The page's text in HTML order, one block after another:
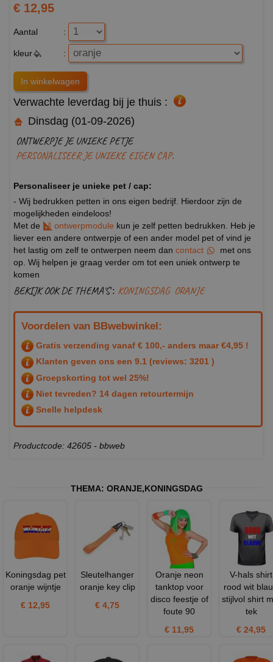
€ 12,95
Aantal :
kleur :
Verwachte leverdag bij je thuis :
Dinsdag (01-09-2026)
ONTWERPJE JE UNIEKE PETJE
PERSONALISEER JE UNIEKE EIGEN CAP.
Personaliseer je unieke pet / cap:
- Wij bedrukken petten in ons eigen bedrijf. Hierdoor zijn de
mogelijkheden eindeloos!
Met de
ontwerpmodule kun je zelf petten bedrukken. Heb je
liever een andere ontwerpje of een ander model pet of vind je
het lastig om zelf te ontwerpen neem dan contact
met ons
op. Wij helpen je graag verder om tot een uniek ontwerp te
komen
BEKIJK OOK DE THEMA'S : KONINGSDAG ORANJE
Voordelen van BBwebwinkel:
Gratis verzending vanaf € 100,- anders maar €4,95 !
Klanten geven ons een 9.1 (reviews: 3201 )
Groepskorting tot wel 25%!
Niet tevreden? 14 dagen retourtermijn
Snelle helpdesk
Productcode: 42605 - bbweb
THEMA: ORANJE,KONINGSDAG
Koningsdag pet
oranje wijntje
€ 12,95
Sleutelhanger
oranje key clip
€ 4,75
Oranje neon
tanktop voor
disco feestje of
foute 90
€ 11,95
V-hals shirt
rood wit
stijlvol shirt
tek
€ 24,95